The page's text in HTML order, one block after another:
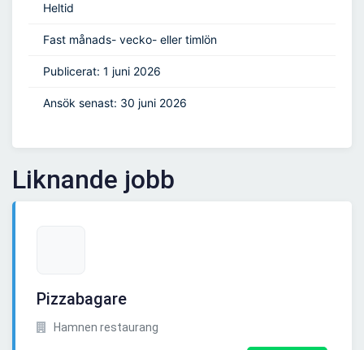
Heltid
Fast månads- vecko- eller timlön
Publicerat: 1 juni 2026
Ansök senast: 30 juni 2026
Liknande jobb
Pizzabagare
Hamnen restaurang